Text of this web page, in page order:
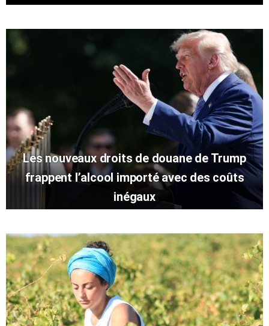
Les nouveaux droits de douane de Trump
frappent l’alcool importé avec des coûts
inégaux